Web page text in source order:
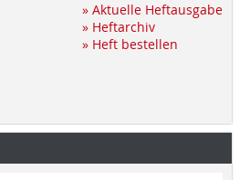
» Aktuelle Heftausgabe
» Heftarchiv
» Heft bestellen